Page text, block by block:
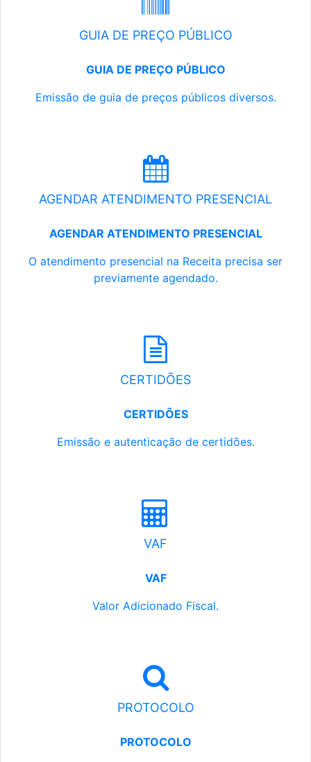
GUIA DE PREÇO PÚBLICO
GUIA DE PREÇO PÚBLICO
Emissão de guia de preços públicos diversos.
AGENDAR ATENDIMENTO PRESENCIAL
AGENDAR ATENDIMENTO PRESENCIAL
O atendimento presencial na Receita precisa ser
previamente agendado.
CERTIDÕES
CERTIDÕES
Emissão e autenticação de certidões.
VAF
VAF
Valor Adicionado Fiscal.
PROTOCOLO
PROTOCOLO